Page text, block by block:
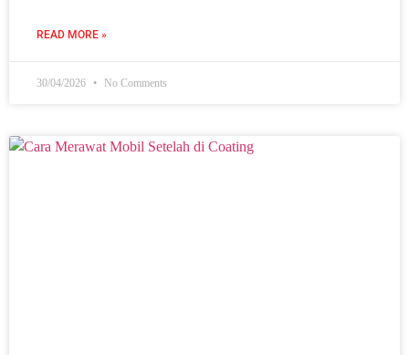
READ MORE »
30/04/2026 No Comments